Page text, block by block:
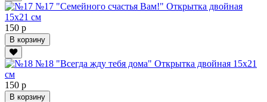
№17 "Семейного счастья Вам!" Открытка двойная
15х21 см
150 р
В корзину
№18 "Всегда жду тебя дома" Открытка двойная 15х21
см
150 р
В корзину